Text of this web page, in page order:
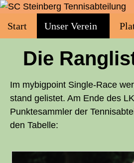
Start Unser Ver­ein
Die
Im mybig­point Sin­gle-Race
stand gelis­tet. Am Ende des
Punk­te­samm­ler der
den Tabelle: